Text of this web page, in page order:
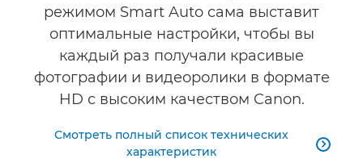
режимом Smart Auto сама выставит
оптимальные настройки, чтобы вы
каждый раз получали красивые
фотографии и видеоролики в формате
HD с высоким качеством Canon.
Смотреть полный список технических
характеристик
